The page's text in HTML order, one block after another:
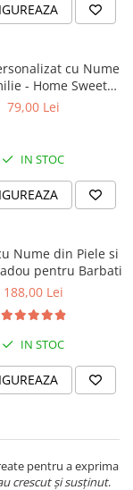
cu Nume
- Home Sweet
Home - Negru
79,00 Lei
IN STOC
Nume din Piele si
- Cadou pentru Barbati
188,00 Lei
IN STOC
pentru a exprima
crescut și susținut.